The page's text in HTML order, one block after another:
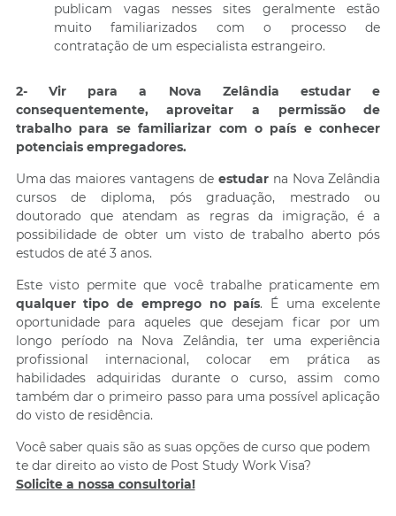
publicam vagas nesses sites geralmente estão
muito familiarizados com o processo de
contratação de um especialista estrangeiro.
2- Vir para a Nova Zelândia estudar e
consequentemente, aproveitar a permissão de
trabalho para se familiarizar com o país e conhecer
potenciais empregadores.
Uma das maiores vantagens de estudarna Nova Zelândia
cursos de diploma, pós graduação, mestrado ou
doutorado que atendam as regras da imigração, é a
possibilidade de obter um visto de trabalho aberto pós
estudos de até 3 anos.
Este visto permite que você trabalhe praticamente em
qualquer tipo de emprego no país. É uma excelente
oportunidade para aqueles que desejam ficar por um
longo período na Nova Zelândia, ter uma experiência
profissional internacional, colocar em prática as
habilidades adquiridas durante o curso, assim como
também dar o primeiro passo para uma possível aplicação
do visto de residência.
Você saber quais são as suas opções de curso que podem
te dar direito ao visto de Post Study Work Visa?
Solicite a nossa consultoria!